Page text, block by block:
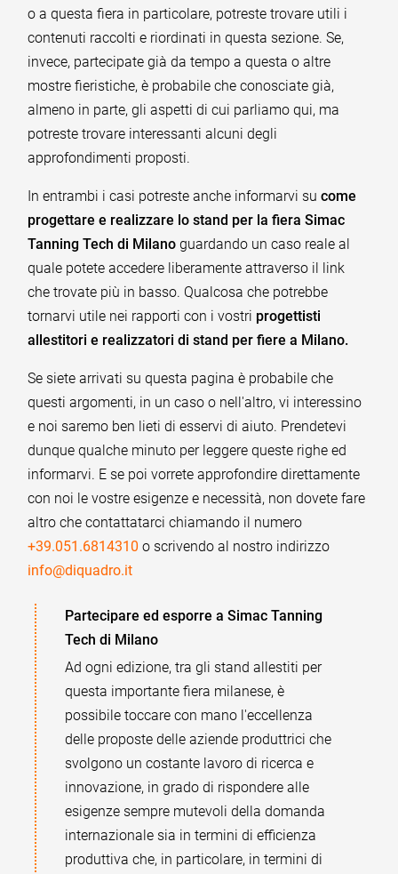
o a questa fiera in particolare, potreste trovare utili i
contenuti raccolti e riordinati in questa sezione. Se,
invece, partecipate già da tempo a questa o altre
mostre fieristiche, è probabile che conosciate già,
almeno in parte, gli aspetti di cui parliamo qui, ma
potreste trovare interessanti alcuni degli
approfondimenti proposti.
In entrambi i casi potreste anche informarvi sucome
progettare e realizzare lo stand per la fiera Simac
Tanning Tech di Milano guardando un caso reale al
quale potete accedere liberamente attraverso il link
che trovate più in basso. Qualcosa che potrebbe
tornarvi utile nei rapporti con i vostri progettisti
allestitori e realizzatori di stand per fiere a Milano.
Se siete arrivati su questa pagina è probabile che
questi argomenti, in un caso o nell'altro, vi interessino
e noi saremo ben lieti di esservi di aiuto. Prendetevi
dunque qualche minuto per leggere queste righe ed
informarvi. E se poi vorrete approfondire direttamente
con noi le vostre esigenze e necessità, non dovete fare
altro che contattatarci chiamando il numero
+39.051.6814310 o scrivendo al nostro indirizzo
info@diquadro.it
Partecipare ed esporre a Simac Tanning
Tech di Milano
Ad ogni edizione, tra gli stand allestiti per
questa importante fiera milanese, è
possibile toccare con mano l'eccellenza
delle proposte delle aziende produttrici che
svolgono un costante lavoro di ricerca e
innovazione, in grado di rispondere alle
esigenze sempre mutevoli della domanda
internazionale sia in termini di efficienza
produttiva che, in particolare, in termini di